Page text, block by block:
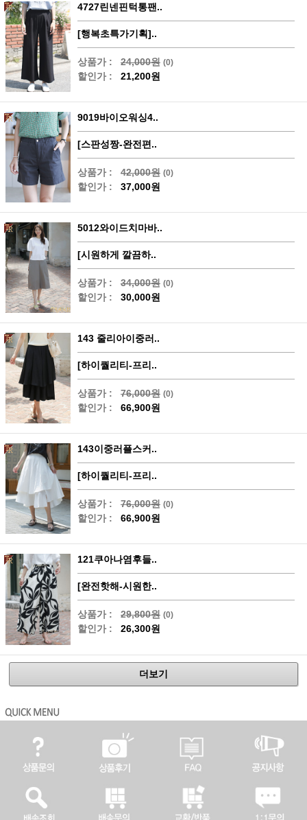
4727린넨핀턱통팬..
[행복초특가기획]..
상품가 : 24,000원 (0)
할인가 : 21,200원
9019바이오워싱4..
[스판성짱-완전편..
상품가 : 42,000원 (0)
할인가 : 37,000원
5012와이드치마바..
[시원하게 깔끔하..
상품가 : 34,000원 (0)
할인가 : 30,000원
143 줄리아이중러..
[하이퀄리티-프리..
상품가 : 76,000원 (0)
할인가 : 66,900원
143이중러플스커..
[하이퀄리티-프리..
상품가 : 76,000원 (0)
할인가 : 66,900원
121쿠아나염후들..
[완전핫해-시원한..
상품가 : 29,800원 (0)
할인가 : 26,300원
더보기